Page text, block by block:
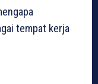
tempat kerja